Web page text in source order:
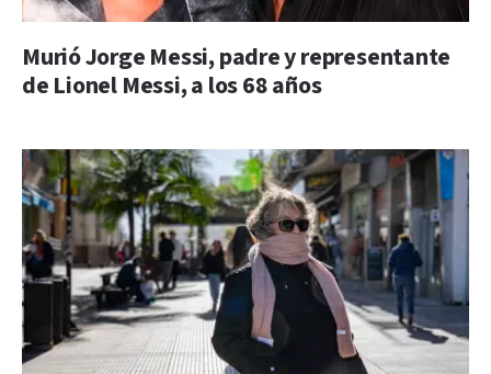
Murió Jorge Messi, padre y representante
de Lionel Messi, a los 68 años